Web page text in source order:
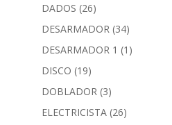
DADOS (26)
DESARMADOR (34)
DESARMADOR 1 (1)
DISCO (19)
DOBLADOR (3)
ELECTRICISTA (26)